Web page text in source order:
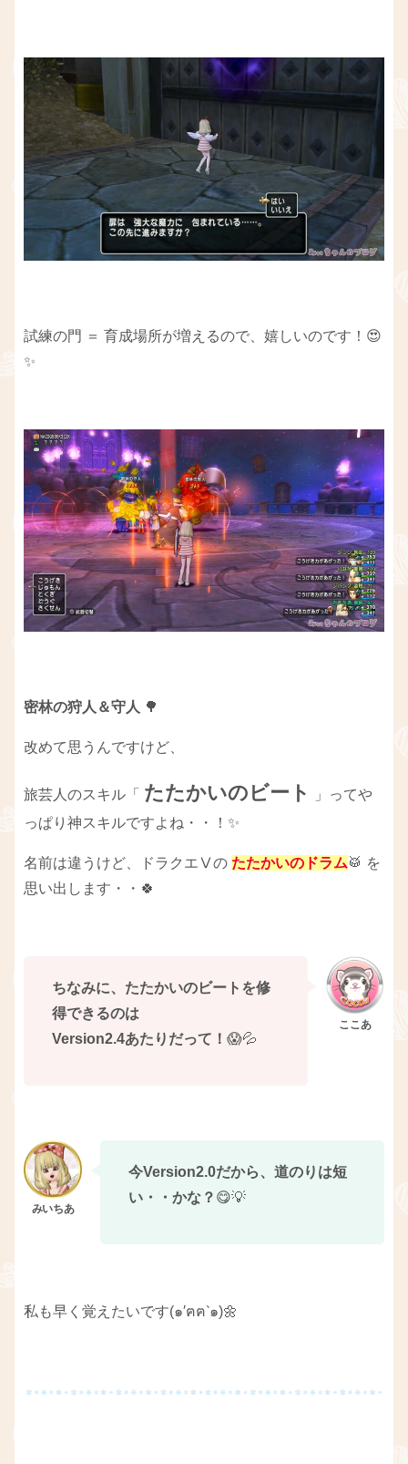
試練の門 ＝ 育成場所が増えるので、嬉しいのです！😍
✨
密林の狩人＆守人 🌳
改めて思うんですけど、
旅芸人のスキル「 たたかいのビート
」ってや
っぱり神スキルですよね・・！✨
名前は違うけど、ドラクエⅤの たたかいのドラム🥁 を
思い出します・・🍀
ちなみに、たたかいのビートを修
得できるのは
Version2.4あたりだって！ 😱💦
今Version2.0だから、道のりは短
い・・かな？ 😋💡
私も早く覚えたいです(๑′ฅฅ‵๑)🌼